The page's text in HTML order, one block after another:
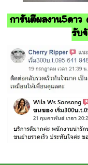
การันตีผลงาน5ดาว
รับ